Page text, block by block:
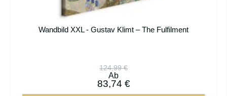
Wandbild XXL - Gustav Klimt – The Fulfilment
124,99 €
Ab
83,74 €